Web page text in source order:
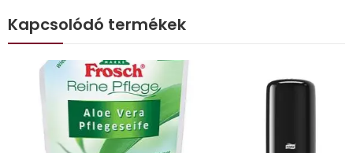
Kapcsolódó termékek